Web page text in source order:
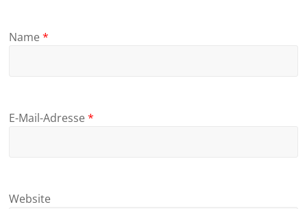
Name*
E-Mail-Adresse*
Website